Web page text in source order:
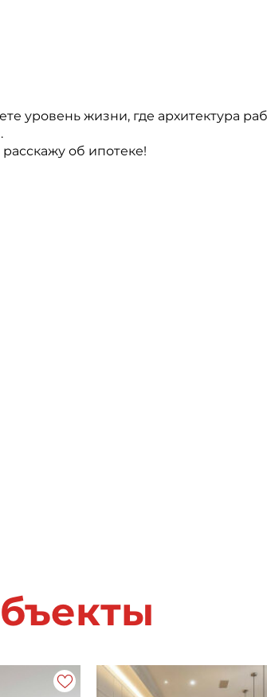
уровень жизни, где архитектура
об ипотеке!